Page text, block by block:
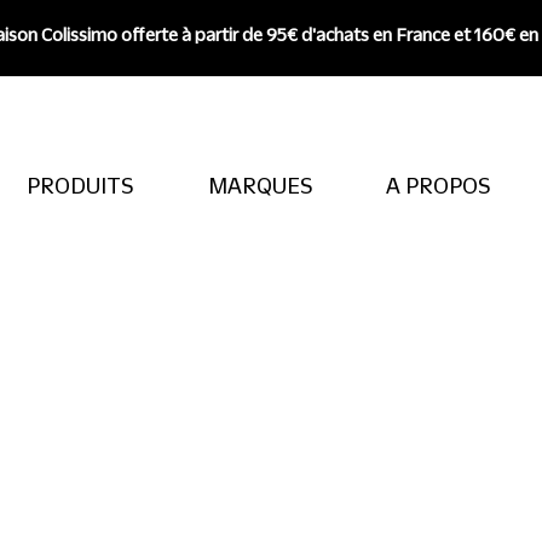
Colissimo offerte à partir de 95€ d'achats en France et 160€ en
PRODUITS MARQUES A PROPOS